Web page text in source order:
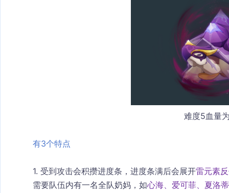
难度5血量
有3个特点
1. 受到攻击会积攒进度条，进度条满后会展开雷元素
需要队伍内有一名全队奶妈，如心海、爱可菲、夏洛蒂